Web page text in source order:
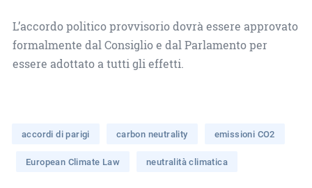
L’accordo politico provvisorio dovrà essere approvato
formalmente dal Consiglio e dal Parlamento per
essere adottato a tutti gli effetti.
accordi di parigi carbon neutrality emissioni CO2
European Climate Law neutralità climatica